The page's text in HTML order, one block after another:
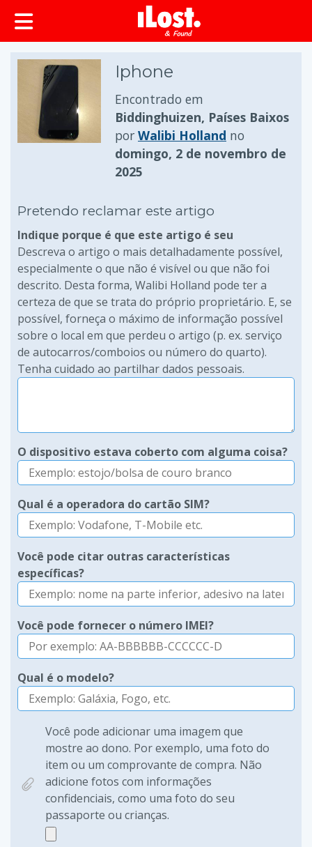
conteúdo principal
Iphone
Encontrado em
Biddinghuizen, Países Baixos
por Walibi Holland no
domingo, 2 de novembro de
2025
Pretendo reclamar este artigo
Indique porque é que este artigo é seu
Descreva o artigo o mais detalhadamente possível,
especialmente o que não é visível ou que não foi
descrito. Desta forma, Walibi Holland pode ter a
certeza de que se trata do próprio proprietário. E, se
possível, forneça o máximo de informação possível
sobre o local em que perdeu o artigo (p. ex. serviço
de autocarros/comboios ou número do quarto).
Tenha cuidado ao partilhar dados pessoais.
O dispositivo estava coberto com alguma coisa?
Qual é a operadora do cartão SIM?
Você pode citar outras características
específicas?
Você pode fornecer o número IMEI?
Qual é o modelo?
Você pode adicionar uma imagem que
mostre ao dono. Por exemplo, uma foto do
item ou um comprovante de compra. Não
adicione fotos com informações
confidenciais, como uma foto do seu
passaporte ou crianças.